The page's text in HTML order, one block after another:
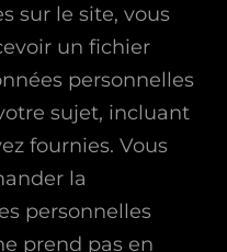
sur le site, vous
un fichier
personnelles
sujet, incluant
fournies. Vous
la
personnelles
prend pas en